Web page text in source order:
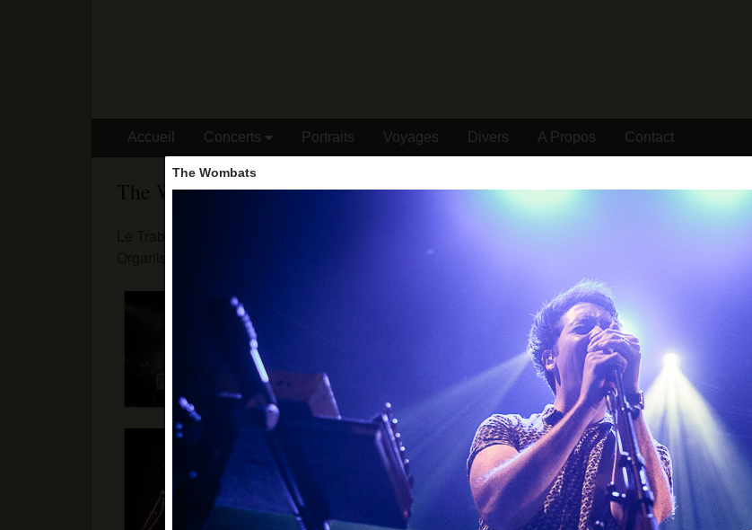
Accueil Concerts Portraits Voyages Divers A Propos Contact
The Wombats
The Wombats